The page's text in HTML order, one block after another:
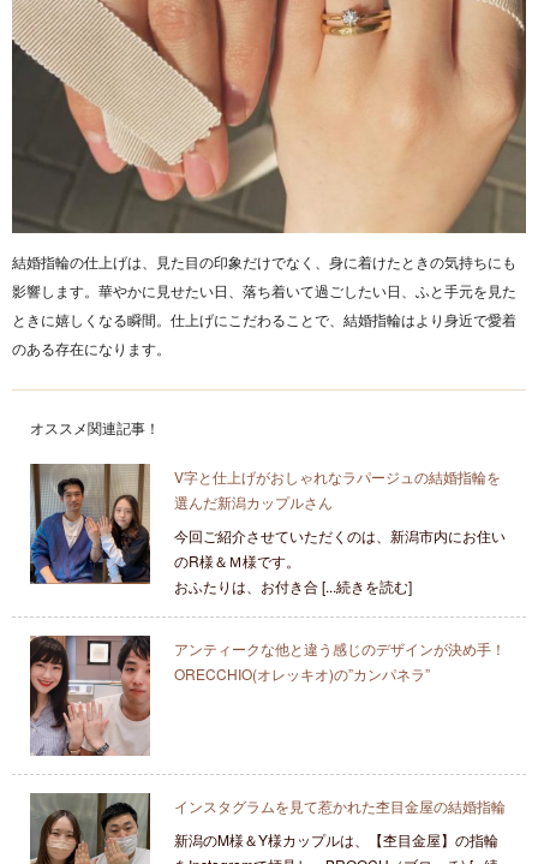
結婚指輪の仕上げは、見た目の印象だけでなく、身に着けたときの気持ちにも
影響します。華やかに見せたい日、落ち着いて過ごしたい日、ふと手元を見た
ときに嬉しくなる瞬間。仕上げにこだわることで、結婚指輪はより身近で愛着
のある存在になります。
オススメ関連記事！
V字と仕上げがおしゃれなラパージュの結婚指輪を
選んだ新潟カップルさん
今回ご紹介させていただくのは、新潟市内にお住い
のR様＆Ｍ様です。
おふたりは、お付き合 [...続きを読む]
アンティークな他と違う感じのデザインが決め手！
ORECCHIO(オレッキオ)の”カンパネラ”
インスタグラムを見て惹かれた杢目金屋の結婚指輪
新潟のM様＆Y様カップルは、【杢目金屋】の指輪